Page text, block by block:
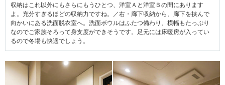
収納はこれ以外にもさらにもうひとつ、洋室Ａと洋室Ｂの間にあります
よ。充分すぎるほどの収納力ですね。／右・廊下収納から、廊下を挟んで
向かいにある洗面脱衣室へ。洗面ボウルはふたつ備わり、横幅もたっぷり
なのでご家族そろって身支度ができそうです。足元には床暖房が入ってい
るので冬場も快適でしょう。